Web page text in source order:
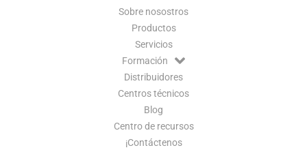
Sobre nosostros
Productos
Servicios
Formación
Distribuidores
Centros técnicos
Blog
Centro de recursos
¡Contáctenos